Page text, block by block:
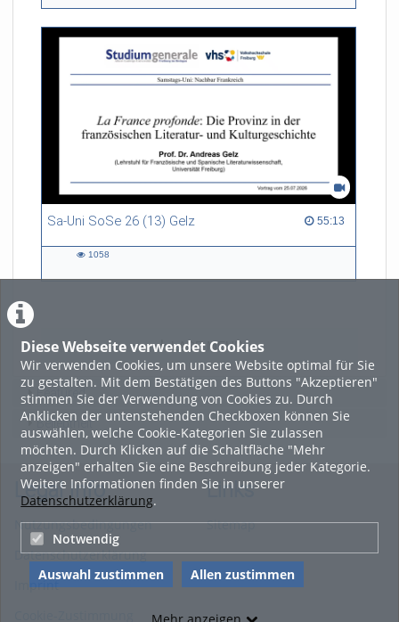
Diese Webseite verwendet Cookies
Wir verwenden Cookies, um unsere Website optimal für Sie
zu gestalten. Mit dem Bestätigen des Buttons "Akzeptieren"
stimmen Sie der Verwendung von Cookies zu. Durch
Anklicken der untenstehenden Checkboxen können Sie
auswählen, welche Cookie-Kategorien Sie zulassen
möchten. Durch Klicken auf die Schaltfläche "Mehr
anzeigen" erhalten Sie eine Beschreibung jeder Kategorie.
Weitere Informationen finden Sie in unserer
Datenschutzerklärung.
Notwendig
Auswahl zustimmen Allen zustimmen
Sa-Uni SoSe 26 (13) Gelz 55:13
55:13 duration
1058
LADE MEHR
Featured
Beliebtheit
Legal Info
Nutzungsbedingungen
Datenschutzerklärung
Imprint
Links
Sitemap